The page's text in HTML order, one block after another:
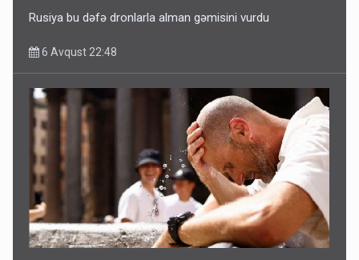
Rusiya bu dəfə dronlarla alman gəmisini vurdu
6 Avqust 22:48